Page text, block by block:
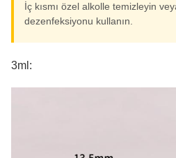
İç kısmı özel alkolle temizleyin
dezenfeksiyonu kullanın.
3ml: